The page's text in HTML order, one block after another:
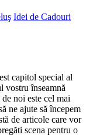
Idei de Cadouri
capitol special al
vostru înseamnă
noi este cel mai
ne ajute să începem
de articole care vor
scena pentru o